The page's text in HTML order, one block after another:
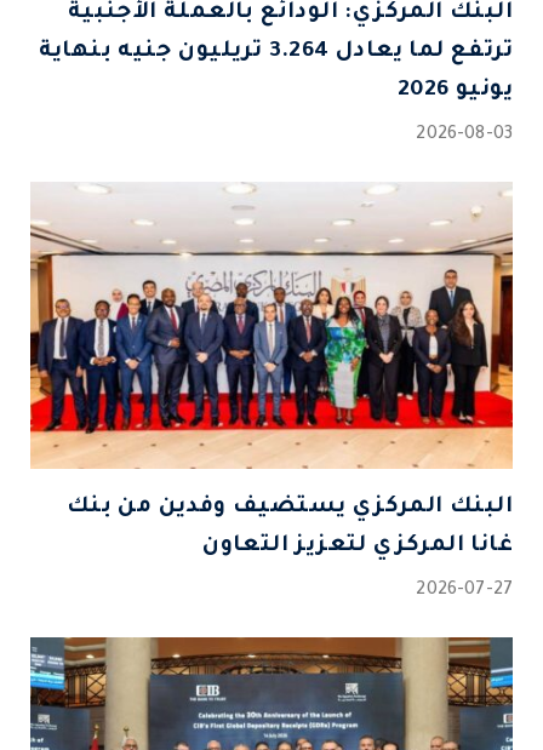
البنك المركزي: الودائع بالعملة الأجنبية
ترتفع لما يعادل 3.264 تريليون جنيه بنهاية
يونيو 2026
2026-08-03
البنك المركزي يستضيف وفدين من بنك
غانا المركزي لتعزيز التعاون
2026-07-27